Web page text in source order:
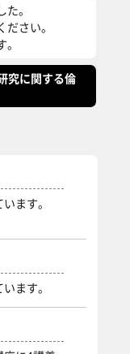
。
さい。
究に関する倫
ます。
ます。